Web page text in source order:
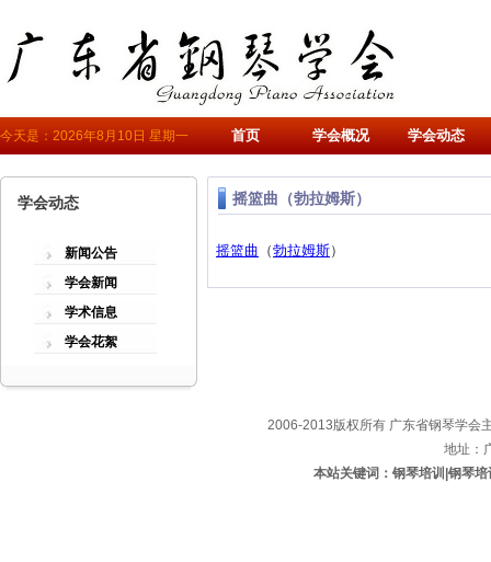
今天是：2026年8月10日 星期一 首页 学会概况 学会动态
学会动态
新闻公告
学会新闻
学术信息
学会花絮
摇篮曲（勃拉姆斯）
摇篮曲 （勃拉姆斯）
2006-2013版权所有 广东省钢琴学会
地址：
本站关键词：钢琴培训|钢琴